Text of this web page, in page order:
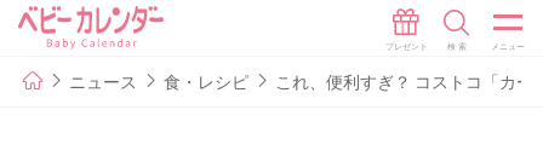
ニュース 食・レシピ これ、便利すぎ？ コストコ「カ